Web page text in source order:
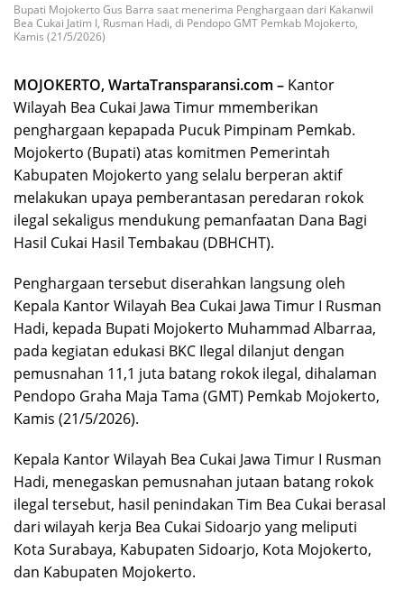
Bupati Mojokerto Gus Barra saat menerima Penghargaan dari Kakanwil
Bea Cukai Jatim I, Rusman Hadi, di Pendopo GMT Pemkab Mojokerto,
Kamis (21/5/2026)
MOJOKERTO, WartaTransparansi.com – Kantor
Wilayah Bea Cukai Jawa Timur mmemberikan
penghargaan kepapada Pucuk Pimpinam Pemkab.
Mojokerto (Bupati) atas komitmen Pemerintah
Kabupaten Mojokerto yang selalu berperan aktif
melakukan upaya pemberantasan peredaran rokok
ilegal sekaligus mendukung pemanfaatan Dana Bagi
Hasil Cukai Hasil Tembakau (DBHCHT).
Penghargaan tersebut diserahkan langsung oleh
Kepala Kantor Wilayah Bea Cukai Jawa Timur I Rusman
Hadi, kepada Bupati Mojokerto Muhammad Albarraa,
pada kegiatan edukasi BKC Ilegal dilanjut dengan
pemusnahan 11,1 juta batang rokok ilegal, dihalaman
Pendopo Graha Maja Tama (GMT) Pemkab Mojokerto,
Kamis (21/5/2026).
Kepala Kantor Wilayah Bea Cukai Jawa Timur I Rusman
Hadi, menegaskan pemusnahan jutaan batang rokok
ilegal tersebut, hasil penindakan Tim Bea Cukai berasal
dari wilayah kerja Bea Cukai Sidoarjo yang meliputi
Kota Surabaya, Kabupaten Sidoarjo, Kota Mojokerto,
dan Kabupaten Mojokerto.